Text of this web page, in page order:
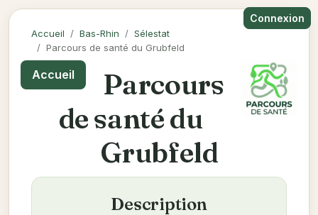
Connexion
Accueil Bas-Rhin
Sélestat
Parcours de santé du Grubfeld
Accueil
Parcours
de santé du
Grubfeld
Description